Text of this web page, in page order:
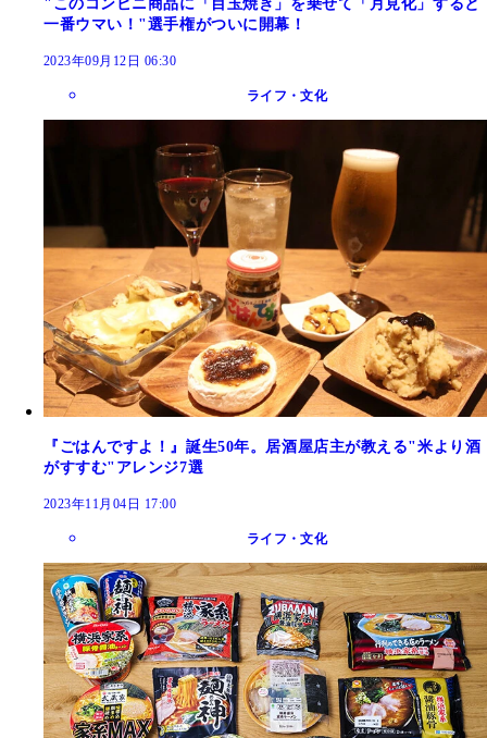
"このコンビニ商品に「目玉焼き」を乗せて「月見化」すると
一番ウマい！"選手権がついに開幕！
2023年09月12日 06:30
ライフ・文化
『ごはんですよ！』誕生50年。居酒屋店主が教える"米より酒
がすすむ"アレンジ7選
2023年11月04日 17:00
ライフ・文化